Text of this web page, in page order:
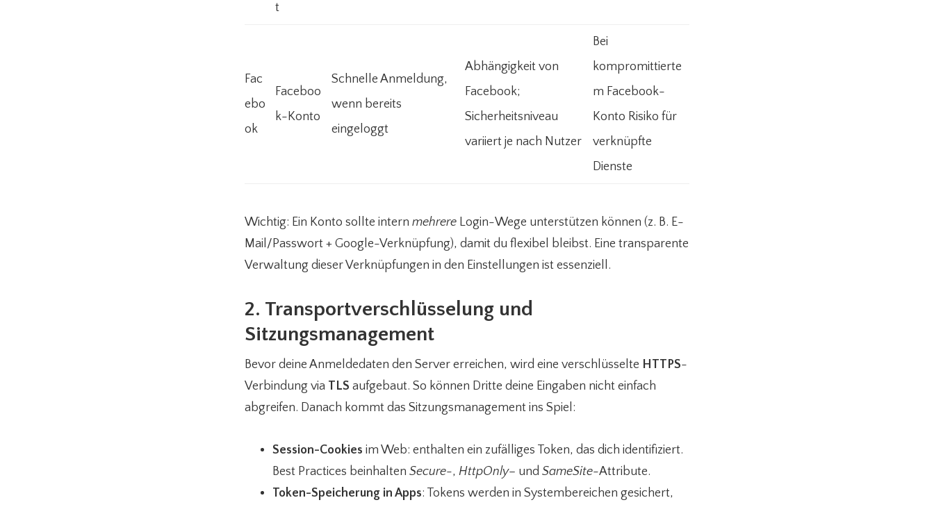
t
Fac
ebo
ok
Faceboo
k-Konto
Schnelle Anmeldung,
wenn bereits
eingeloggt
Abhängigkeit von
Facebook;
Sicherheitsniveau
variiert je nach Nutzer
Bei
kompromittierte
m Facebook-
Konto Risiko für
verknüpfte
Dienste
Wichtig: Ein Konto sollte intern mehrere Login-Wege unterstützen können (z. B. E-
Mail/Passwort + Google-Verknüpfung), damit du flexibel bleibst. Eine transparente
Verwaltung dieser Verknüpfungen in den Einstellungen ist essenziell.
2. Transportverschlüsselung und
Sitzungsmanagement
Bevor deine Anmeldedaten den Server erreichen, wird eine verschlüsselte HTTPS-
Verbindung via TLS aufgebaut. So können Dritte deine Eingaben nicht einfach
abgreifen. Danach kommt das Sitzungsmanagement ins Spiel:
Session-Cookies im Web: enthalten ein zufälliges Token, das dich identifiziert.
Best Practices beinhalten Secure-, HttpOnly– und SameSite-Attribute.
Token-Speicherung in Apps: Tokens werden in Systembereichen gesichert,